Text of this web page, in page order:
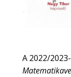
A 2022/